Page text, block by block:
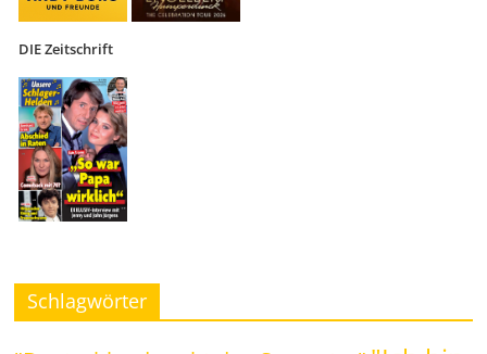
DIE Zeitschrift
Schlagwörter